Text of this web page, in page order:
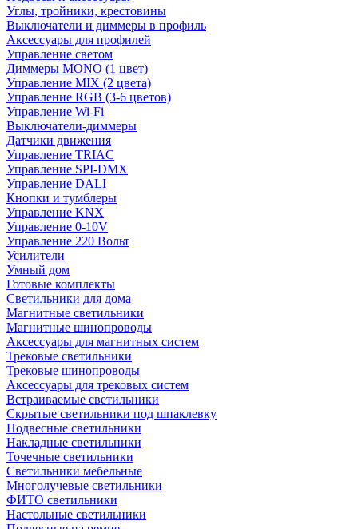
Углы, тройники, крестовины
Выключатели и диммеры в профиль
Аксессуары для профилей
Управление светом
Диммеры MONO (1 цвет)
Управление MIX (2 цвета)
Управление RGB (3-6 цветов)
Управление Wi-Fi
Выключатели-диммеры
Датчики движения
Управление TRIAC
Управление SPI-DMX
Управление DALI
Кнопки и тумблеры
Управление KNX
Управление 0-10V
Управление 220 Вольт
Усилители
Умный дом
Готовые комплекты
Светильники для дома
Магнитные светильники
Магнитные шинопроводы
Аксессуары для магнитных систем
Трековые светильники
Трековые шинопроводы
Аксессуары для трековых систем
Встраиваемые светильники
Скрытые светильники под шпаклевку
Подвесные светильники
Накладные светильники
Точечные светильники
Светильники мебельные
Многолучевые светильники
ФИТО светильники
Настольные светильники